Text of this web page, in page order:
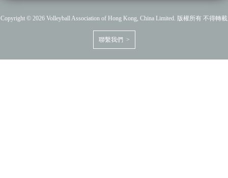
Copyright © 2026 Volleyball Association of Hong Kong, China Limited. 版權所有 不得轉載
聯繫我們 >